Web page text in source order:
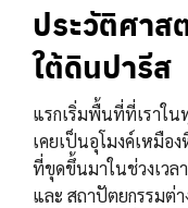
ประวัติศา
ใต้ดินปารีส
แรกเริ่มพื้นที่ที่เราใน
เคยเป็นอุโมงค์เหมื
ที่ขุดขึ้นมาในช่วงเวล
และ สถาปัตยกรรมต่